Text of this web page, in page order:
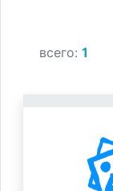
всего: 1